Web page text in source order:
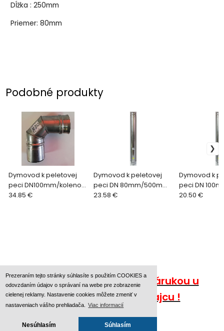
Prezeraním tejto stránky súhlasíte s použitím COOKIES a
odovzdaním údajov o správaní na webe pre zobrazenie
cielenej reklamy. Nastavenie cookies môžete zmeniť v
nastaveniach vášho prehliadača.
Viac informacií
Nesúhlasím Súhlasím
Dĺžka : 250mm
Priemer: 80mm
Podobné produkty
Dymovod k peletovej
peci DN100mm/koleno
90°
34.85 €
Dymovod k peletovej
peci DN 80mm/500mm
nerez
23.58 €
Dymovod k
peci DN
nerez
20.50 €
Nakupujte bezpečne so zárukou u
autorizovaného predajcu !